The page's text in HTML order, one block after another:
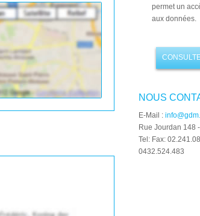
permet un
aux données.
NOUS
E-Mail :
Rue Jourdan 148
Tel: Fax:
0432.524.483